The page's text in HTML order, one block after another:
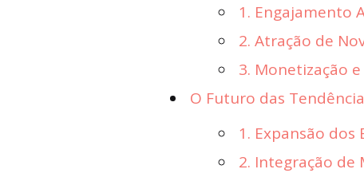
1. Engajamento
2. Atração de
3. Monetização
O Futuro das
1. Expansão
2. Integração de